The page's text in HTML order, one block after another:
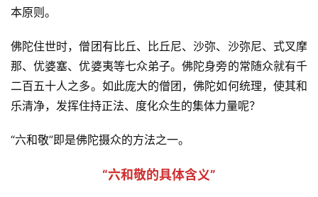
本原则。
佛陀住世时，僧团有比丘、比丘尼、沙弥、沙弥尼、式叉摩
那、优婆塞、优婆夷等七众弟子。佛陀身旁的常随众就有千
二百五十人之多。如此庞大的僧团，佛陀如何统理，使其和
乐清净，发挥住持正法、度化众生的集体力量呢？
“六和敬”即是佛陀摄众的方法之一。
“六和敬的具体含义”